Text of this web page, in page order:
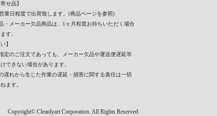
せ品】
業日程度で出荷致します。(商品ページを参照)
・メーカー欠品商品は、1ヶ月程度お待ちいただく場合
す。
】
定のご注文であっても、メーカー欠品や運送便遅延等
できない場合があります。
遅れから生じた作業の遅延・損害に関する責任は一切
ます。
Copyright© Cleanlyart Corporation. All Rights Reserved.